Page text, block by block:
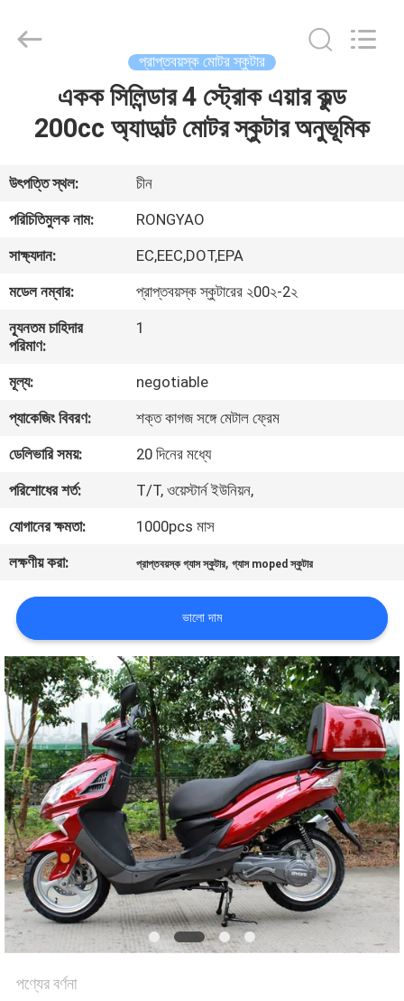
আমাদের
সম্পর্কে
কারখানা
ভ্রমণ
মান
নিয়ন্ত্রণ
যোগাযোগ
করুন
উদ্ধৃতির
জন্য
আবেদন
সাইট
ম্যাপ
গোপনীয়তা
নীতি
Vehicle
Co.,Ltd.
প্রাপ্তবয়স্ক মোটর স্কুটার
একক সিলিন্ডার 4 স্ট্রোক এয়ার কুল্ড
200cc অ্যাডাল্ট মোটর স্কুটার অনুভূমিক
উৎপত্তি স্থল:
চীন
পরিচিতিমুলক নাম:
RONGYAO
সাক্ষ্যদান:
EC,EEC,DOT,EPA
মডেল নম্বার:
প্রাপ্তবয়স্ক স্কুটারের ২00২-2২
ন্যূনতম চাহিদার
পরিমাণ:
1
মূল্য:
negotiable
প্যাকেজিং বিবরণ:
শক্ত কাগজ সঙ্গে মেটাল ফ্রেম
ডেলিভারি সময়:
20 দিনের মধ্যে
পরিশোধের শর্ত:
T/T, ওয়েস্টার্ন ইউনিয়ন,
যোগানের ক্ষমতা:
1000pcs মাস
লক্ষণীয় করা:
প্রাপ্তবয়স্ক গ্যাস স্কুটার,গ্যাস moped স্কুটার
ভালো দাম
পণ্যের বর্ণনা